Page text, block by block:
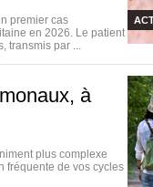
premier cas
en 2026. Le patient
transmis par ...
à
plus complexe
fréquente de vos cycles